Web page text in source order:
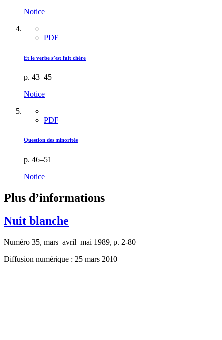
Notice
PDF
Et le verbe s’est fait chère
p. 43–45
Notice
PDF
Question des minorités
p. 46–51
Notice
Plus d’informations
Nuit blanche
Numéro 35, mars–avril–mai 1989, p. 2-80
Diffusion numérique : 25 mars 2010